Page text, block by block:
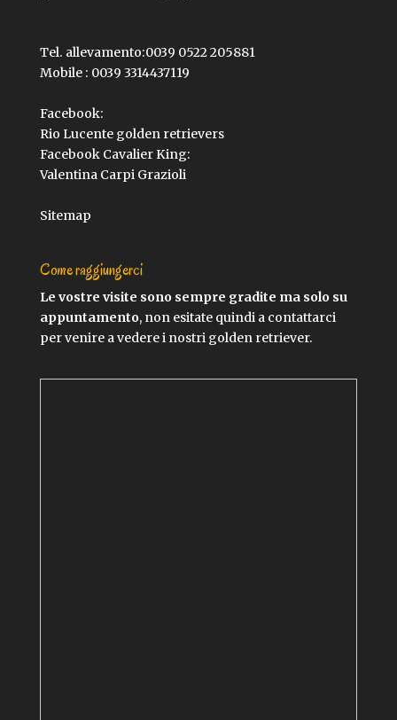
Tel. allevamento:0039 0522 205881
Mobile : 0039 3314437119
Facebook:
Rio Lucente golden retrievers
Facebook Cavalier King:
Valentina Carpi Grazioli
Sitemap
Come raggiungerci
Le vostre visite sono sempre gradite ma solo su
appuntamento, non esitate quindi a contattarci
per venire a vedere i nostri golden retriever.